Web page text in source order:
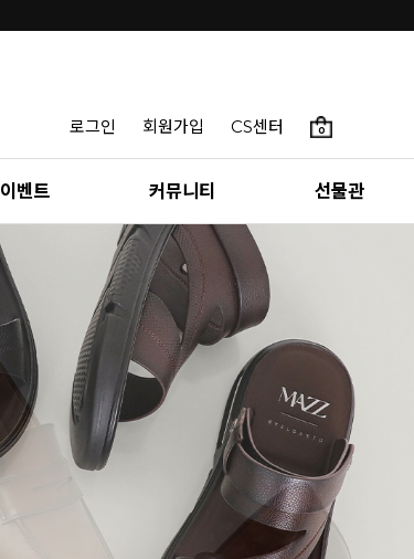
로그인 회원가입 CS센터 0
이벤트 커뮤니티 선물관